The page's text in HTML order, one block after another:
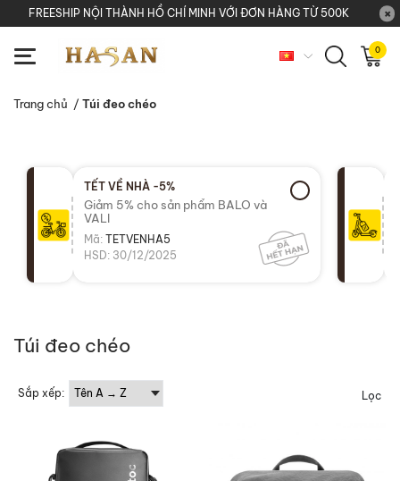
FREESHIP NỘI THÀNH HỒ CHÍ MINH VỚI ĐƠN HÀNG TỪ 500K
0
Trang chủ / Túi đeo chéo
TẾT VỀ NHÀ -5%
Giảm 5% cho sản phẩm BALO và
VALI
Mã: TETVENHA5
HSD: 30/12/2025
Túi đeo chéo
Sắp xếp: Lọc